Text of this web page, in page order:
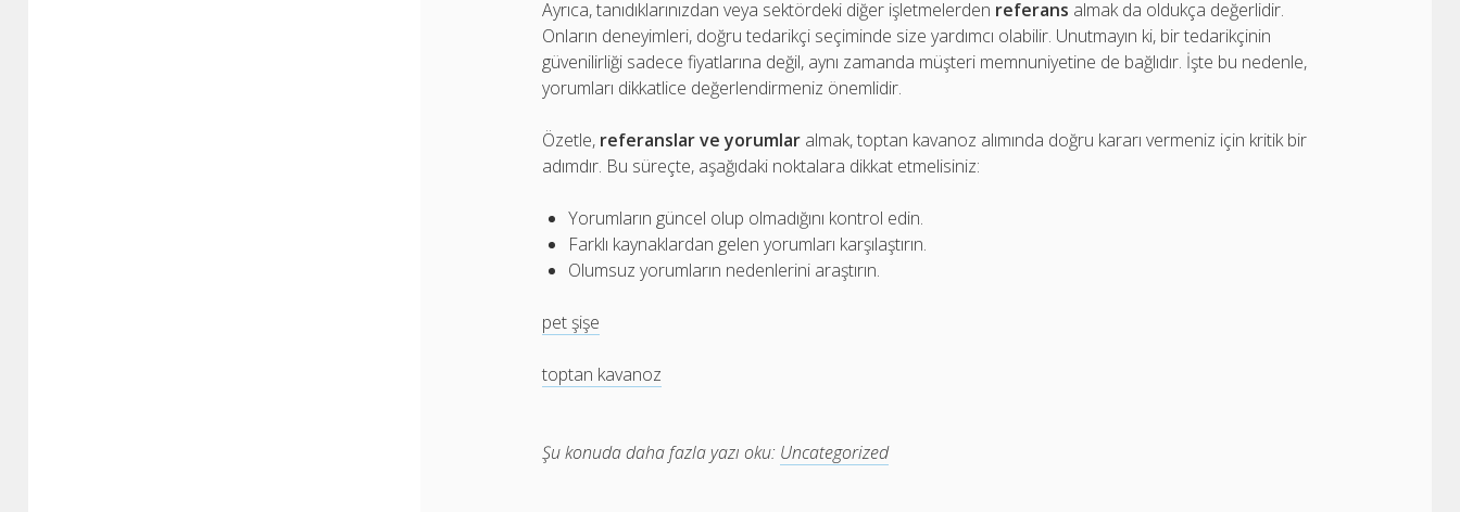
Ayrıca, tanıdıklarınızdan veya sektördeki diğer işletmelerden referans almak da oldukça değerlidir.
Onların deneyimleri, doğru tedarikçi seçiminde size yardımcı olabilir. Unutmayın ki, bir tedarikçinin
güvenilirliği sadece fiyatlarına değil, aynı zamanda müşteri memnuniyetine de bağlıdır. İşte bu nedenle,
yorumları dikkatlice değerlendirmeniz önemlidir.
Özetle, referanslar ve yorumlar almak, toptan kavanoz alımında doğru kararı vermeniz için kritik bir
adımdır. Bu süreçte, aşağıdaki noktalara dikkat etmelisiniz:
Yorumların güncel olup olmadığını kontrol edin.
Farklı kaynaklardan gelen yorumları karşılaştırın.
Olumsuz yorumların nedenlerini araştırın.
pet şişe
toptan kavanoz
Şu konuda daha fazla yazı oku: Uncategorized